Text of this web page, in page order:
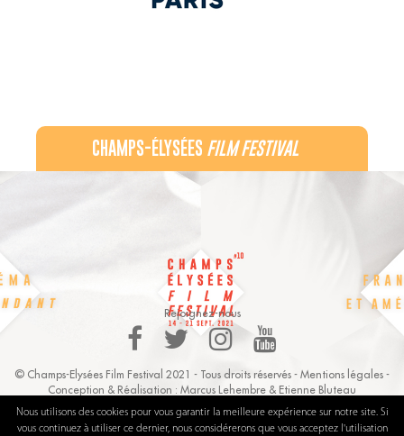
CHAMPS-ÉLYSÉES FILM FESTIVAL
60 rue Pierre Charron, 75008 Paris - 06 32 44 21 22
Rejoignez-nous
© Champs-Elysées Film Festival 2021 - Tous droits réservés - Mentions légales -
Conception & Réalisation : Marcus Lehembre & Etienne Bluteau
Nous utilisons des cookies pour vous garantir la meilleure expérience sur notre site. Si
vous continuez à utiliser ce dernier, nous considérerons que vous acceptez l'utilisation